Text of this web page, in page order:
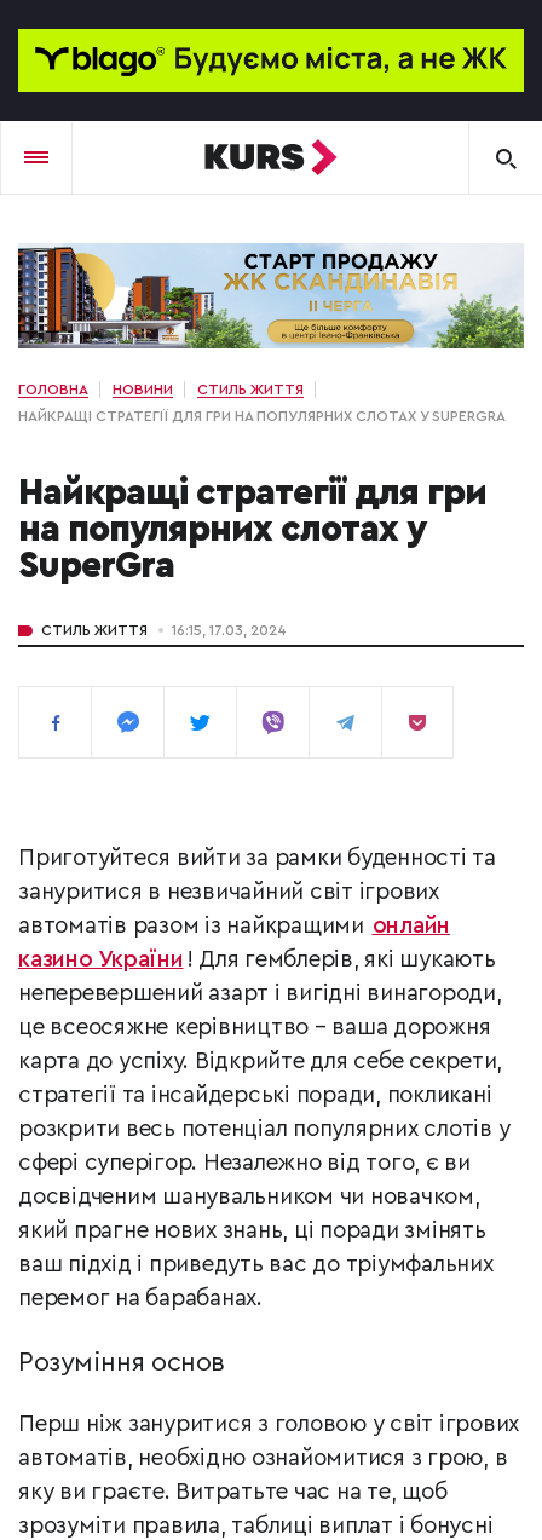
ГОЛОВНА НОВИНИ
СТИЛЬ ЖИТТЯ
НАЙКРАЩІ СТРАТЕГІЇ ДЛЯ ГРИ НА ПОПУЛЯРНИХ СЛОТАХ У SUPERGRA
Найкращі стратегії для гри
на популярних слотах у
SuperGra
СТИЛЬ ЖИТТЯ 16:15, 17.03, 2024
Приготуйтеся вийти за рамки буденності та
зануритися в незвичайний світ ігрових
автоматів разом із найкращими онлайн
казино України ! Для гемблерів, які шукають
неперевершений азарт і вигідні винагороди,
це всеосяжне керівництво – ваша дорожня
карта до успіху. Відкрийте для себе секрети,
стратегії та інсайдерські поради, покликані
розкрити весь потенціал популярних слотів у
сфері суперігор. Незалежно від того, є ви
досвідченим шанувальником чи новачком,
який прагне нових знань, ці поради змінять
ваш підхід і приведуть вас до тріумфальних
перемог на барабанах.
Розуміння основ
Перш ніж зануритися з головою у світ ігрових
автоматів, необхідно ознайомитися з грою, в
яку ви граєте. Витратьте час на те, щоб
зрозуміти правила, таблиці виплат і бонусні